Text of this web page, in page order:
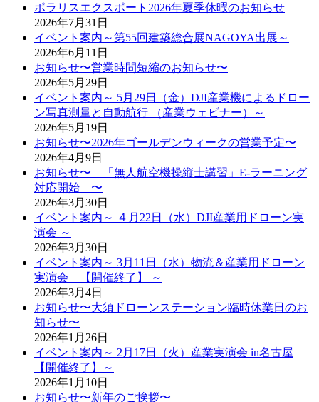
ポラリスエクスポート2026年夏季休暇のお知らせ
2026年7月31日
イベント案内～第55回建築総合展NAGOYA出展～
2026年6月11日
お知らせ〜営業時間短縮のお知らせ〜
2026年5月29日
イベント案内～ 5月29日（金）DJI産業機によるドロー
ン写真測量と自動航行 （産業ウェビナー）～
2026年5月19日
お知らせ〜2026年ゴールデンウィークの営業予定〜
2026年4月9日
お知らせ〜 「無人航空機操縦士講習」E-ラーニング
対応開始 〜
2026年3月30日
イベント案内～ ４月22日（水）DJI産業用ドローン実
演会 ～
2026年3月30日
イベント案内～ 3月11日（水）物流＆産業用ドローン
実演会 【開催終了】 ～
2026年3月4日
お知らせ〜大須ドローンステーション臨時休業日のお
知らせ〜
2026年1月26日
イベント案内～ 2月17日（火）産業実演会 in名古屋
【開催終了】～
2026年1月10日
お知らせ〜新年のご挨拶〜